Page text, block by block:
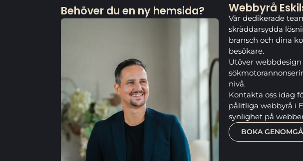
Webbyrå
Vår dedikerade
skräddarsydda
bransch och dina
besökare.
Utöver
nivå.
Kontakta oss idag
pålitliga webbyrå i
synlighet på
BOKA
Behöver du en ny hemsida?